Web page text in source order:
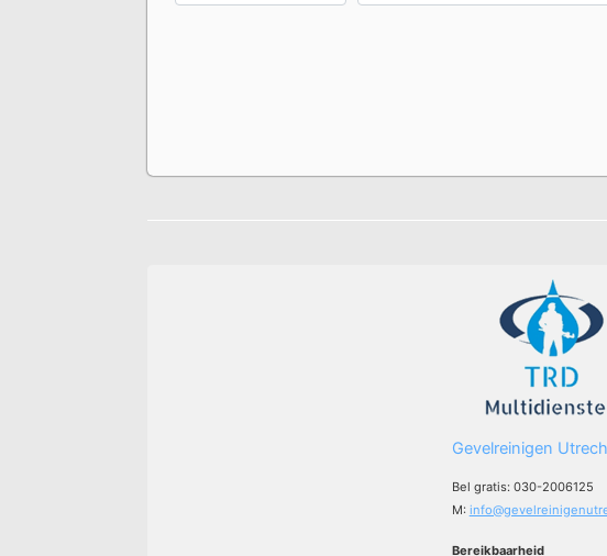
Gevelreinigen
Bel gratis: 030-2006125
M:
Bereikbaarheid